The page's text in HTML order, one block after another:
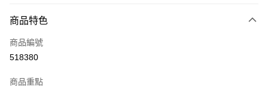
信用卡
AlipayHK
商品特色
商品編號
518380
商品重點